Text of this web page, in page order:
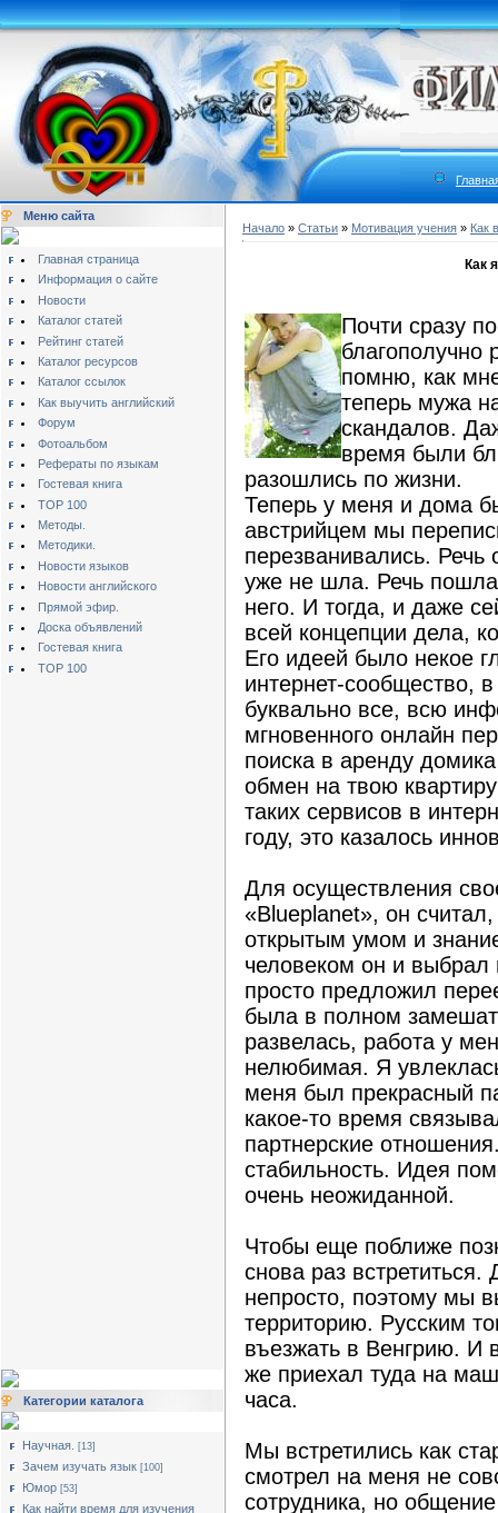
Меню сайта
Главная страница
Информация о сайте
Новости
Каталог статей
Рейтинг статей
Каталог ресурсов
Каталог ссылок
Как выучить английский
Форум
Фотоальбом
Рефераты по языкам
Гостевая книга
TOP 100
Методы.
Методики.
Новости языков
Новости английского
Прямой эфир.
Доска объявлений
Гостевая книга
TOP 100
Категории каталога
Научная. [13]
Зачем изучать язык [100]
Юмор [53]
Как найти время для изучения
Начало » Статьи » Мотивация учения » Как
Как
Почти сразу
благополучно
помню, как
теперь мужа
скандалов.
время были
разошлись по жизни.
Теперь у меня и дома
австрийцем мы
перезванивались.
уже не шла. Речь
него. И тогда, и даже
всей концепции дела,
Его идеей было некое
интернет-сообщество,
буквально все, всю
мгновенного онлайн
поиска в аренду
обмен на твою
таких сервисов в
году, это казалось
Для осуществления
«Blueplanet», он
открытым умом и
человеком он и
просто предложил
была в полном
развелась, работа у
нелюбимая. Я
меня был прекрасный
какое-то время
партнерские
стабильность. Идея
очень неожиданной.
Чтобы еще поближе
снова раз
непросто, поэтому мы
территорию. Русским
въезжать в Венгрию. И
же приехал туда на
часа.
Мы встретились как
смотрел на меня не
сотрудника, но